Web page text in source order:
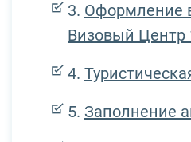
Оформление
Визовый Центр
Заполнение